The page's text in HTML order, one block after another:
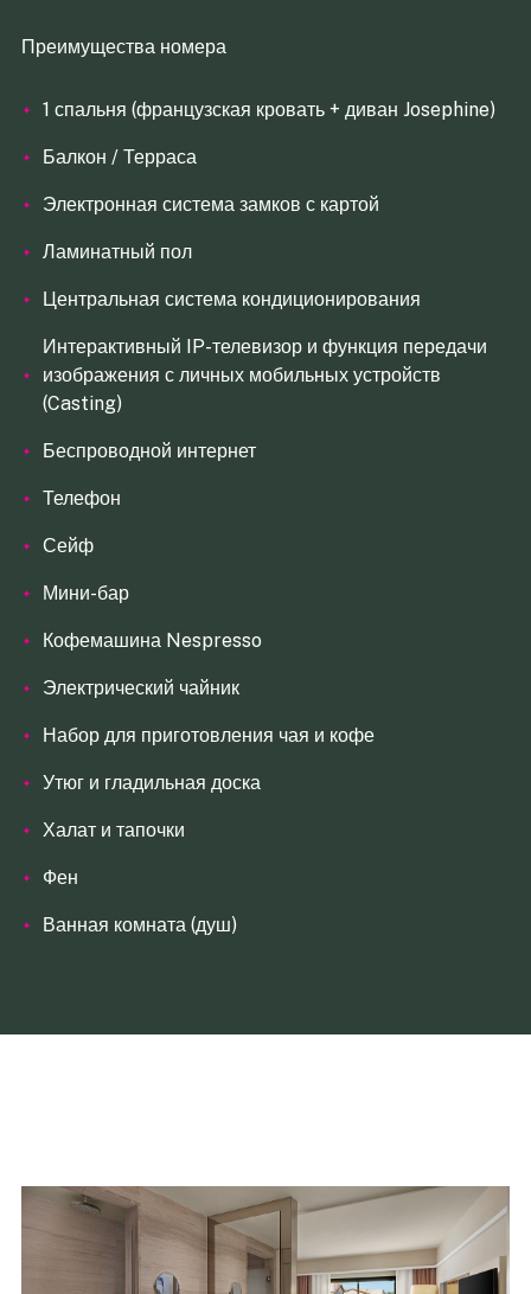
Преимущества номера
1 спальня (французская кровать + диван Josephine)
Балкон / Терраса
Электронная система замков с картой
Ламинатный пол
Центральная система кондиционирования
Интерактивный IP-телевизор и функция передачи
изображения с личных мобильных устройств
(Casting)
Беспроводной интернет
Телефон
Сейф
Мини-бар
Кофемашина Nespresso
Электрический чайник
Набор для приготовления чая и кофе
Утюг и гладильная доска
Халат и тапочки
Фен
Ванная комната (душ)